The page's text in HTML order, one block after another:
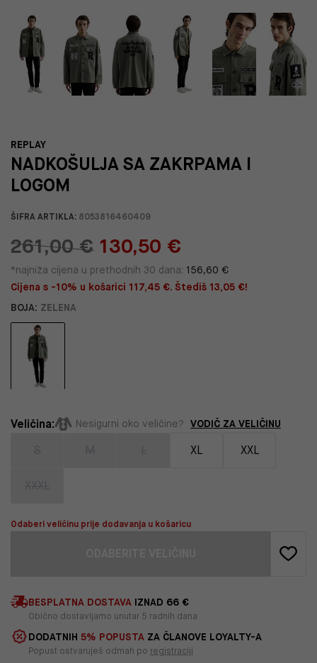
REPLAY
NADKOŠULJA SA ZAKRPAMA I
LOGOM
ŠIFRA ARTIKLA: 8053816460409
261,00 € 130,50 €
*najniža cijena u prethodnih 30 dana: 156,60 €
Cijena s -10% u košarici 117,45 €. Štediš 13,05 €!
BOJA: ZELENA
Veličina: Nesigurni oko veličine? VODIČ ZA VELIČINU
XL XXL
Odaberi veličinu prije dodavanja u košaricu
BESPLATNA DOSTAVA IZNAD 66 €
Obično dostavljamo unutar 5 radnih dana
DODATNIH 5% POPUSTA ZA ČLANOVE LOYALTY-A
Popust ostvaruješ odmah po registraciji